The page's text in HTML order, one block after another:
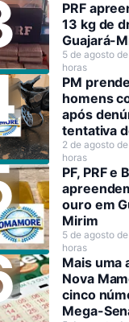
PRF
13 kg de
Guajará-
5 de agosto
horas
PM
homens
após
tentativa
em
2 de agosto
horas
PF, PRF e
ouro em
Mirim
5 de agosto
horas
Mais uma
Nova
cinco
Mega-